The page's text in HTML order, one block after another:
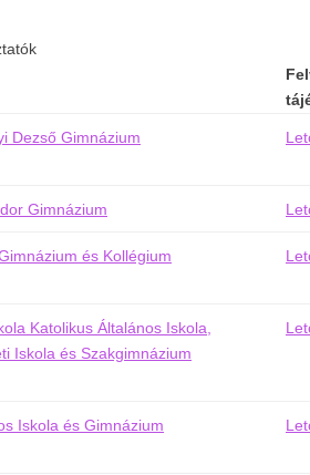
Dezső Gimnázium
Gimnázium
és Kollégium
Katolikus Általános Iskola,
Iskola és Szakgimnázium
Iskola és Gimnázium